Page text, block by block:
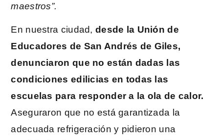
maestros”.
En nuestra ciudad, desde la Unión de
Educadores de San Andrés de Giles,
denunciaron que no están dadas las
condiciones edilicias en todas las
escuelas para responder a la ola de calor.
Aseguraron que no está garantizada la
adecuada refrigeración y pidieron una